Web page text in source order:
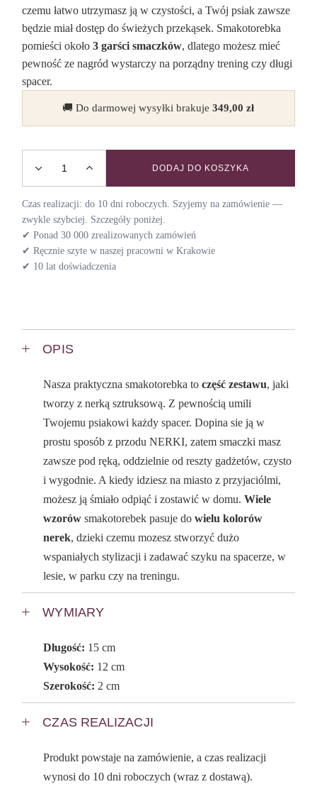
czemu łatwo utrzymasz ją w czystości, a Twój psiak zawsze
będzie miał dostęp do świeżych przekąsek. Smakotorebka
pomieści około3 garści smaczków, dlatego możesz mieć
pewność ze nagród wystarczy na porządny trening czy długi
spacer.
🚚 Do darmowej wysyłki brakuje349,00zł
Smakotorebka welurowa do nerki VELVET / HERBARIUM
DODAJ DO KOSZYKA
Czas realizacji: do 10 dni roboczych. Szyjemy na zamówienie —
zwykle szybciej. Szczegóły poniżej.
✔ Ponad 30 000 zrealizowanych zamówień
✔ Ręcznie szyte w naszej pracowni w Krakowie
✔ 10 lat doświadczenia
OPIS
Nasza praktyczna smakotorebka toczęść zestawu, jaki
tworzy z nerką sztruksową. Z pewnością umili
Twojemu psiakowi każdy spacer. Dopina sie ją w
prostu sposób z przodu NERKI, zatem smaczki masz
zawsze pod ręką, oddzielnie od reszty gadżetów, czysto
i wygodnie. A kiedy idziesz na miasto z przyjaciólmi,
możesz ją śmiało odpiąć i zostawić w domu.Wiele
wzorów smakotorebek pasuje dowielu kolorów
nerek, dzieki czemu mozesz stworzyć dużo
wspaniałych stylizacji i zadawać szyku na spacerze, w
lesie, w parku czy na treningu.
WYMIARY
Długość: 15 cm
Wysokość: 12 cm
Szerokość: 2 cm
CZAS REALIZACJI
Produkt powstaje na zamówienie, a czas realizacji
wynosi do 10 dni roboczych (wraz z dostawą).